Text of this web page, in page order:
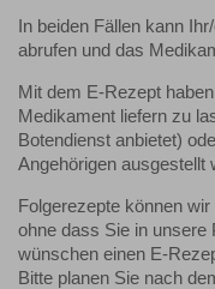
In beiden Fällen kann
abrufen und das
Mit dem E-Rezept
Medikament liefern zu
Botendienst anbietet)
Angehörigen ausgestellt
Folgerezepte können
ohne dass Sie in
wünschen einen E-
Bitte planen Sie nach